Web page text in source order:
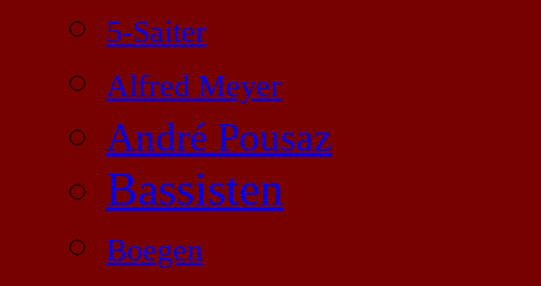
5-Saiter
Alfred Meyer
André Pousaz
Bassisten
Boegen